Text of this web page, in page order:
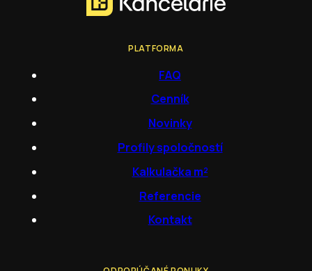
PLATFORMA
FAQ
Cenník
Novinky
Profily spoločností
Kalkulačka m²
Referencie
Kontakt